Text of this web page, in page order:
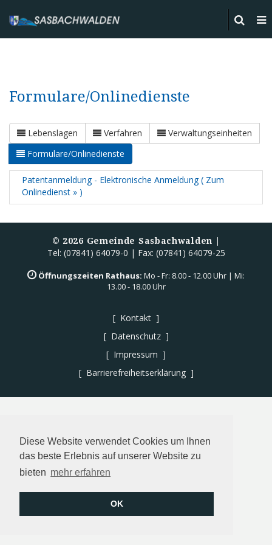
Diese Website verwendet Cookies um Ihnen
das beste Erlebnis auf unserer Website zu
bieten mehr erfahren
OK
Formulare/Onlinedienste
Lebenslagen Verfahren
Verwaltungseinheiten
Formulare/Onlinedienste
Patentanmeldung - Elektronische Anmeldung ( Zum
Onlinedienst » )
© 2026 Gemeinde Sasbachwalden |
Tel: (07841) 64079-0 | Fax: (07841) 64079-25
Öffnungszeiten Rathaus: Mo - Fr: 8.00 - 12.00 Uhr | Mi:
13.00 - 18.00 Uhr
Kontakt
Datenschutz
Impressum
Barrierefreiheitserklärung